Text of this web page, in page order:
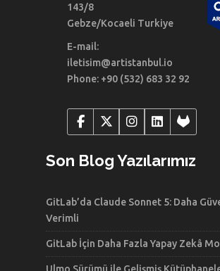
143/8
Gebze/Kocaeli Turkiye
E-mail:
iletisim@artistanbul.io
Phone: +90 (532) 683 32 92
Son Blog Yazılarımız
GitLab’da Claude Sonnet 5: Daha
Verimli
GitLab İçin Daha Fazla Yapay Zekâ